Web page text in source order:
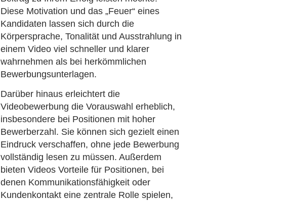
Diese Motivation und das „Feuer“ eines
Kandidaten lassen sich durch die
Körpersprache, Tonalität und Ausstrahlung in
einem Video viel schneller und klarer
wahrnehmen als bei herkömmlichen
Bewerbungsunterlagen.
Darüber hinaus erleichtert die
Videobewerbung die Vorauswahl erheblich,
insbesondere bei Positionen mit hoher
Bewerberzahl. Sie können sich gezielt einen
Eindruck verschaffen, ohne jede Bewerbung
vollständig lesen zu müssen. Außerdem
bieten Videos Vorteile für Positionen, bei
denen Kommunikationsfähigkeit oder
Kundenkontakt eine zentrale Rolle spielen,